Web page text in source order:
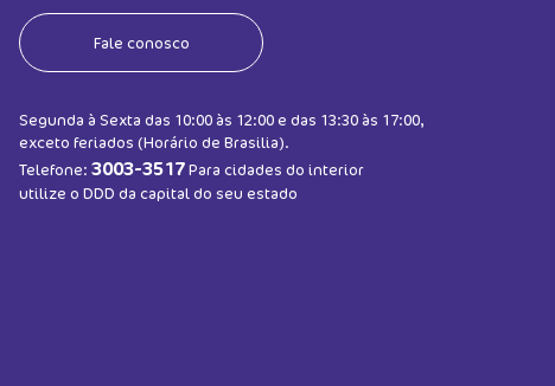
Fale conosco
Segunda à Sexta das 10:00 às 12:00 e das 13:30 às 17:00,
exceto feriados (Horário de Brasilia).
Telefone: 3003-3517Para cidades do interior
utilize o DDD da capital do seu estado